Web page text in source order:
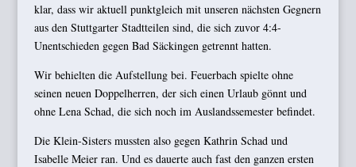
klar, dass wir aktuell punktgleich mit unseren nächsten Gegnern
aus den Stuttgarter Stadtteilen sind, die sich zuvor 4:4-
Unentschieden gegen Bad Säckingen getrennt hatten.
Wir behielten die Aufstellung bei. Feuerbach spielte ohne
seinen neuen Doppelherren, der sich einen Urlaub gönnt und
ohne Lena Schad, die sich noch im Auslandssemester befindet.
Die Klein-Sisters mussten also gegen Kathrin Schad und
Isabelle Meier ran. Und es dauerte auch fast den ganzen ersten